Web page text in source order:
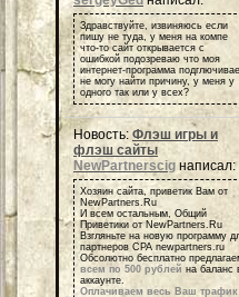
Здравствуйте, извиняюсь если
пишу не туда, у меня на компе
что-то сайт открывается с
ошибкой подозреваю что моя
интернет-программа
не могу найти причину, у меня у
одного так или у всех?
Новость: Флэш игры и
флэш сайты
NewPartnerscigнаписал:
Хозяин сайта, приветик Вам от
NewPartners.Ru
И всем остальным, Общий
Приветики от NewPartners.Ru
Взгляньте на новую программу
партнеров СРА newpartners.ru
Обсолютно бесплатно
всем по 500 рублей на баланс
аккаунте.
Оплачиваем весь Ваш трафик